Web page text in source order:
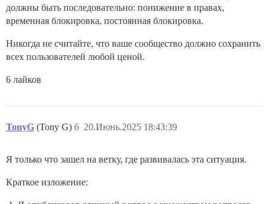
должны быть последовательно: понижение в правах,
временная блокировка, постоянная блокировка.
Никогда не считайте, что ваше сообщество должно сохранить
всех пользователей любой ценой.
6 лайков
TonyG (Tony G) 20.Июнь.2025 18:43:39
6
Я только что зашел на ветку, где развивалась эта ситуация.
Краткое изложение: